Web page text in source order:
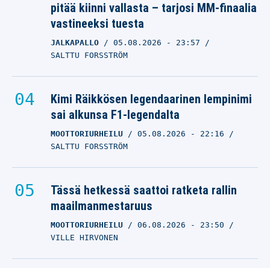
pitää kiinni vallasta – tarjosi MM-finaalia
vastineeksi tuesta
JALKAPALLO 05.08.2026 - 23:57
SALTTU FORSSTRÖM
Kimi Räikkösen legendaarinen lempinimi
sai alkunsa F1-legendalta
MOOTTORIURHEILU 05.08.2026 - 22:16
SALTTU FORSSTRÖM
Tässä hetkessä saattoi ratketa rallin
maailmanmestaruus
MOOTTORIURHEILU 06.08.2026 - 23:50
VILLE HIRVONEN